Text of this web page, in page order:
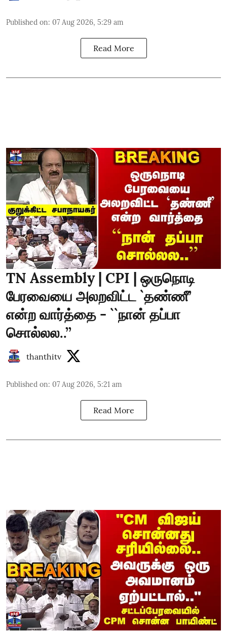
Published on: 07 Aug 2026, 5:29 am
Read More
TN Assembly | CPI | ஒருநொடி
பேரவையை அலறவிட்ட `தண்ணீ’
என்ற வார்த்தை - ``நான் தப்பா
சொல்லல..’’
thanthitv
Published on: 07 Aug 2026, 5:21 am
Read More